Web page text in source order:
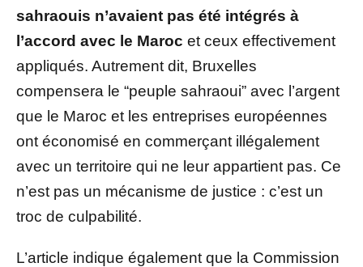
sahraouis n’avaient pas été intégrés à
l’accord avec le Maroc et ceux effectivement
appliqués. Autrement dit, Bruxelles
compensera le “peuple sahraoui” avec l’argent
que le Maroc et les entreprises européennes
ont économisé en commerçant illégalement
avec un territoire qui ne leur appartient pas. Ce
n’est pas un mécanisme de justice : c’est un
troc de culpabilité.
L’article indique également que la Commission